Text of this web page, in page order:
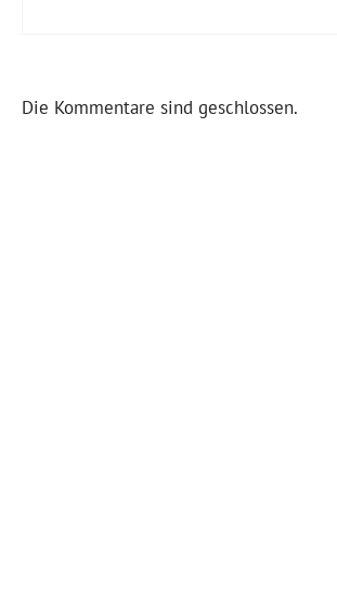
Die Kommentare sind geschlossen.